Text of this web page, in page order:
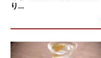
り...